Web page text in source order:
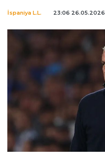
İspaniya L.L. 23:06 26.05.2026